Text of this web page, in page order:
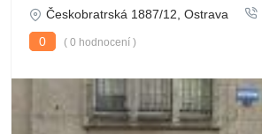
Českobratrská 1887/12, Ostrava
0
( 0 hodnocení )